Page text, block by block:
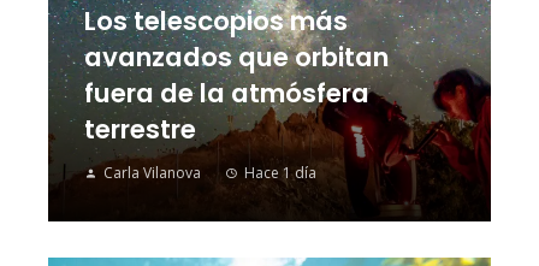
Los telescopios más
avanzados que orbitan
fuera de la atmósfera
terrestre
Carla Vilanova Hace 1 día